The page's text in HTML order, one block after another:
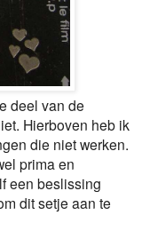
deel van de
Hierboven heb ik
die niet werken.
prima en
een beslissing
dit setje aan te